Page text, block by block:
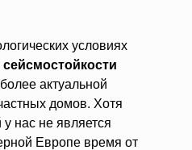
условиях
сейсмостойкости
актуальной
домов. Хотя
у нас не является
Европе время от